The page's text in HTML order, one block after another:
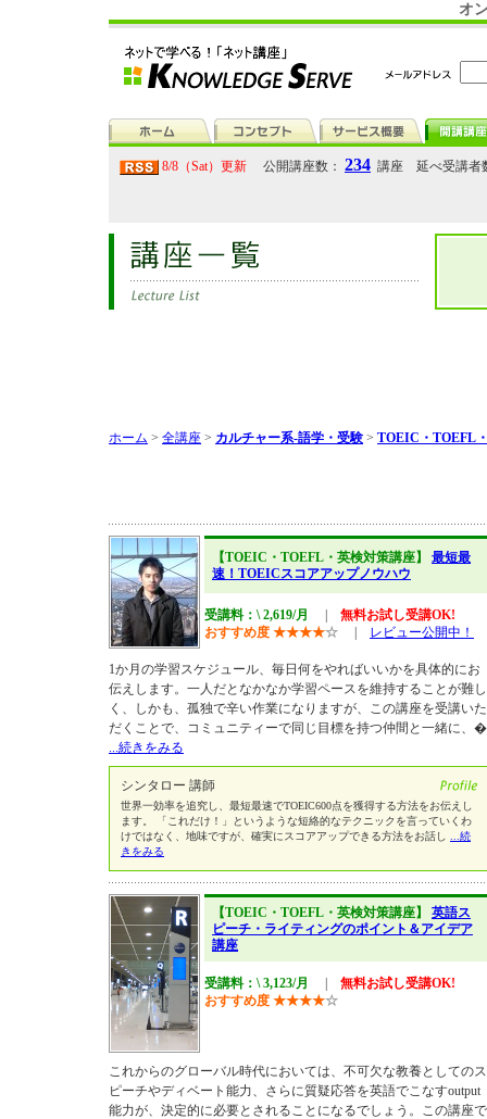
オ
8/8（Sat）更新 公開講座数： 234 講座 延べ受講者
ホーム > 全講座 > カルチャー系-語学・受験 > TOEIC・TOEFL
【TOEIC・TOEFL・英検対策講座】 最短最
速！TOEICスコアアップノウハウ
受講料：\ 2,619/月
無料お試し受講OK!
おすすめ度 ★★★★☆ レビュー公開中！
1か月の学習スケジュール、毎日何をやればいいかを具体的にお
伝えします。一人だとなかなか学習ペースを維持することが難し
く、しかも、孤独で辛い作業になりますが、この講座を受講いた
だくことで、コミュニティーで同じ目標を持つ仲間と一緒に、�
...続きをみる
シンタロー 講師
世界一効率を追究し、最短最速でTOEIC600点を獲得する方法をお伝えし
ます。 「これだけ！」というような短絡的なテクニックを言っていくわ
けではなく、地味ですが、確実にスコアアップできる方法をお話し
...続
きをみる
【TOEIC・TOEFL・英検対策講座】 英語ス
ピーチ・ライティングのポイント＆アイデア
講座
受講料：\ 3,123/月
無料お試し受講OK!
おすすめ度 ★★★★☆
これからのグローバル時代においては、不可欠な教養としてのス
ピーチやディベート能力、さらに質疑応答を英語でこなすoutput
能力が、決定的に必要とされることになるでしょう。この講座で